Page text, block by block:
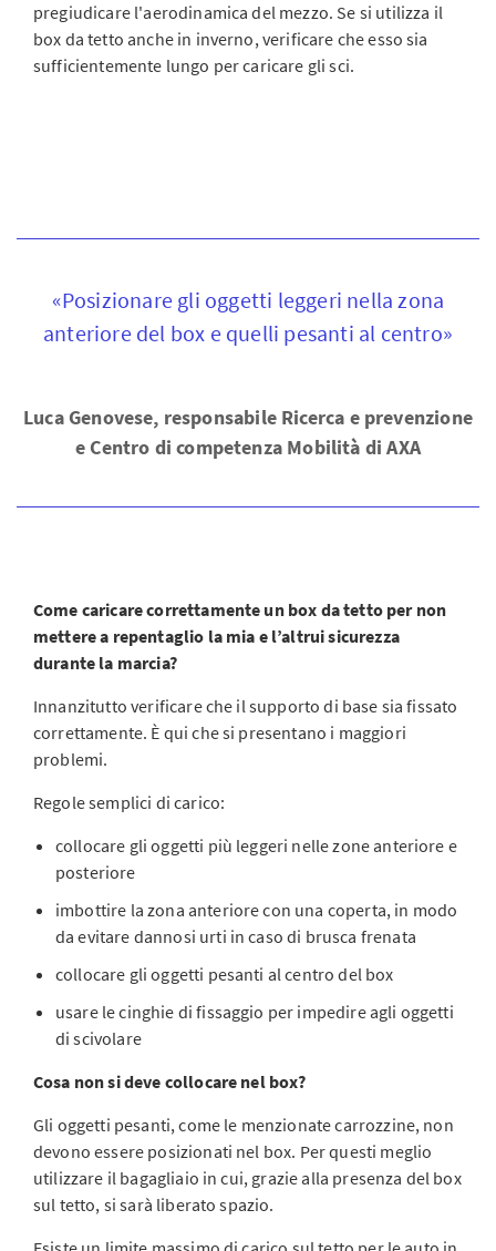
pregiudicare l'aerodinamica del mezzo. Se si utilizza il
box da tetto anche in inverno, verificare che esso sia
sufficientemente lungo per caricare gli sci.
«Posizionare gli oggetti leggeri nella zona
anteriore del box e quelli pesanti al centro»
Luca Genovese, responsabile Ricerca e prevenzione
e Centro di competenza Mobilità di AXA
Come caricare correttamente un box da tetto per non
mettere a repentaglio la mia e l’altrui sicurezza
durante la marcia?
Innanzitutto verificare che il supporto di base sia fissato
correttamente. È qui che si presentano i maggiori
problemi.
Regole semplici di carico:
collocare gli oggetti più leggeri nelle zone anteriore e
posteriore
imbottire la zona anteriore con una coperta, in modo
da evitare dannosi urti in caso di brusca frenata
collocare gli oggetti pesanti al centro del box
usare le cinghie di fissaggio per impedire agli oggetti
di scivolare
Cosa non si deve collocare nel box?
Gli oggetti pesanti, come le menzionate carrozzine, non
devono essere posizionati nel box. Per questi meglio
utilizzare il bagagliaio in cui, grazie alla presenza del box
sul tetto, si sarà liberato spazio.